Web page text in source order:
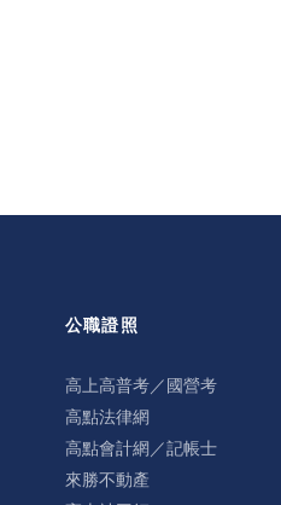
公職證照
高上高普考／國營考
高點法律網
高點會計網／記帳士
來勝不動產